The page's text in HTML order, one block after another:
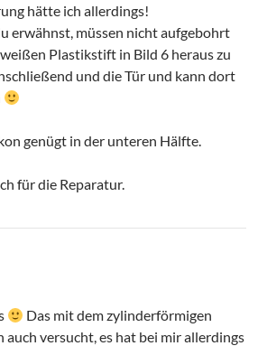
hätte ich allerdings!
erwähnst, müssen nicht aufgebohrt
Plastikstift in Bild 6 heraus zu
und die Tür und kann dort
genügt in der unteren Hälfte.
für die Reparatur.
Das mit dem zylinderförmigen
versucht, es hat bei mir allerdings